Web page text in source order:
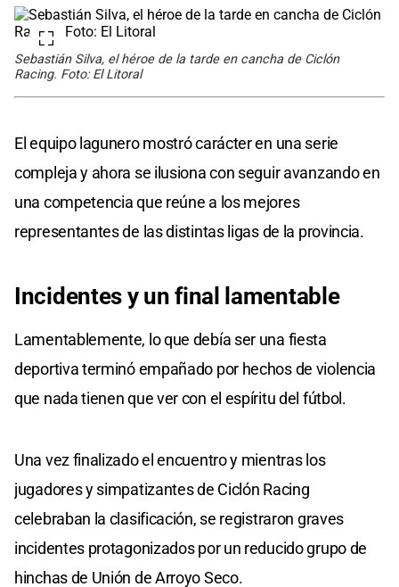
Sebastián Silva, el héroe de la tarde en cancha de Ciclón
Racing. Foto: El Litoral
El equipo lagunero mostró carácter en una serie
compleja y ahora se ilusiona con seguir avanzando en
una competencia que reúne a los mejores
representantes de las distintas ligas de la provincia.
Incidentes y un final lamentable
Lamentablemente, lo que debía ser una fiesta
deportiva terminó empañado por hechos de violencia
que nada tienen que ver con el espíritu del fútbol.
Una vez finalizado el encuentro y mientras los
jugadores y simpatizantes de Ciclón Racing
celebraban la clasificación, se registraron graves
incidentes protagonizados por un reducido grupo de
hinchas de Unión de Arroyo Seco.